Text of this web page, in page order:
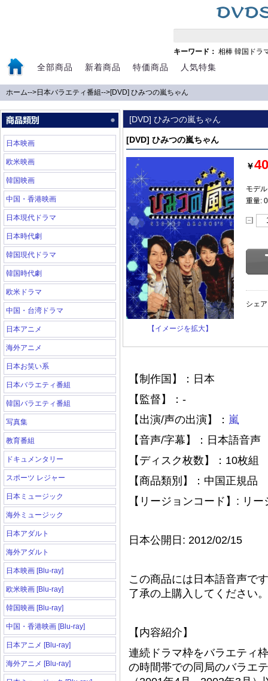
キーワード： 相棒 韓国ドラ
全部商品 新着商品 特価商品 人気特集
ホーム-->日本バラエティ番組-->[DVD] ひみつの嵐ちゃん
日本映画
欧米映画
韓国映画
中国・香港映画
日本現代ドラマ
日本時代劇
韓国現代ドラマ
韓国時代劇
欧米ドラマ
中国・台湾ドラマ
日本アニメ
海外アニメ
日本お笑い系
日本バラエティ番組
韓国バラエティ番組
写真集
教育番組
ドキュメンタリー
スポーツ レジャー
日本ミュージック
海外ミュージック
日本アダルト
海外アダルト
日本映画 [Blu-ray]
欧米映画 [Blu-ray]
韓国映画 [Blu-ray]
中国・香港映画 [Blu-ray]
日本アニメ [Blu-ray]
海外アニメ [Blu-ray]
[DVD] ひみつの嵐ちゃん
[DVD] ひみつの嵐ちゃん
【イメージを拡大】
￥
モデ
重量:
シェ
【制作国】：日本
【監督】：-
【出演/声の出演】： 嵐
【音声/字幕】：日本語音声
【ディスク枚数】：10枚組
【商品類別】：中国正規品
【リージョンコード】: リ
日本公開日: 2012/02/15
この商品には日本語音声で
了承の上購入してください。
【内容紹介】
連続ドラマ枠をバラエティ
の時間帯での同局のバラエ